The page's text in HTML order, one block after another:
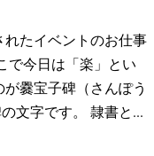
たイベントのお仕事
で今日は「楽」とい
爨宝子碑（さんぽう
文字です。 隷書と...